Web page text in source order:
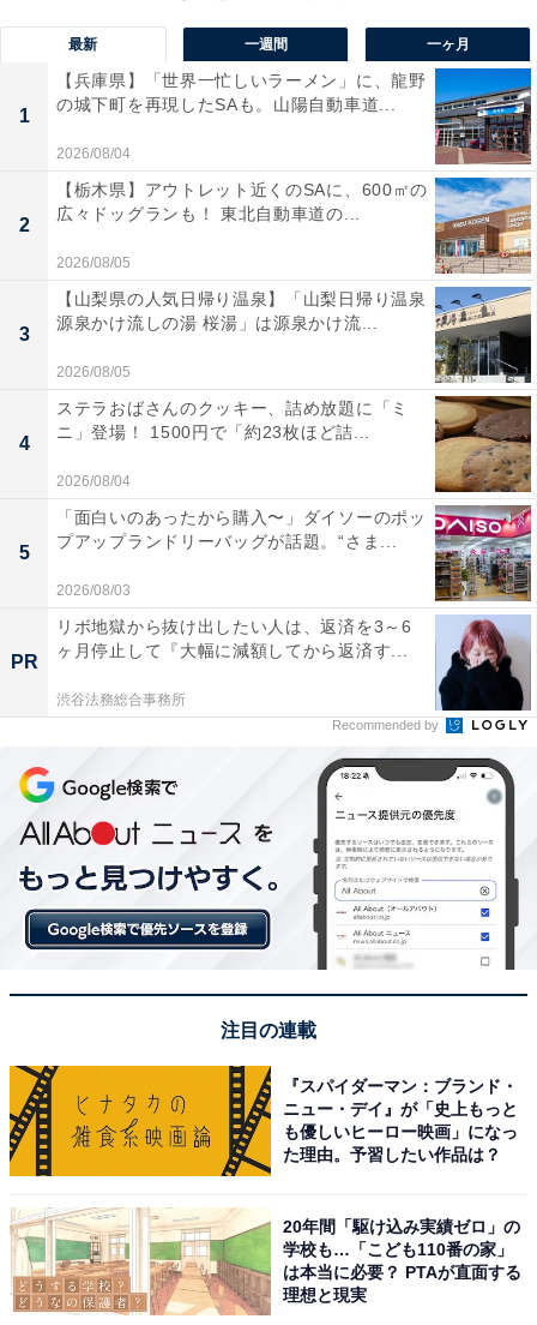
トマトの酸味とうま味が効いた無印良品のバターチキンカレー
無印良品の代表的な商品ともいえる「バターチキンカレ
ー」。筆者自身、この3社では最も多く食べているレト
ルトカレーです。
これまで数度リニューアルをしていますが、一時は
「え、トマトカレーだっけ……？」というコメントが多
く寄せられるほどにトマト感を強めていました。そのト
マト感がバランスよく調和され、まろやかな味わいにシ
フトしているのを感じます。
ただ、お肉が比較的パサパサしていたのがやや残念。し
かし、全体的な味わいは申し分なく、いつ食べても安心
できる常備したいアイテムだと改めて感じました。
【こちらも読む→
無印の「レトルトカレー」ランキング！ 】
カルディ「インドカレー バターチキン」
最新 一週間 一ヶ月
1
【兵庫県】「世界一忙しいラーメン」に、龍野
の城下町を再現したSAも。山陽自動車道...
2026/08/04
2
【栃木県】アウトレット近くのSAに、600㎡の
広々ドッグランも！ 東北自動車道の...
2026/08/05
3
【山梨県の人気日帰り温泉】「山梨日帰り温泉
源泉かけ流しの湯 桜湯」は源泉かけ流...
2026/08/05
4
ステラおばさんのクッキー、詰め放題に「ミ
ニ」登場！ 1500円で「約23枚ほど詰...
2026/08/04
5
「面白いのあったから購入〜」ダイソーのポッ
プアップランドリーバッグが話題。“さま...
2026/08/03
PR
リボ地獄から抜け出したい人は、返済を3～6
ヶ月停止して『大幅に減額してから返済す...
渋谷法務総合事務所
Recommended by
注目の連載
『スパイダーマン：ブランド・
ニュー・デイ』が「史上もっと
も優しいヒーロー映画」になっ
た理由。予習したい作品は？
20年間「駆け込み実績ゼロ」の
学校も…「こども110番の家」
は本当に必要？ PTAが直面する
理想と現実